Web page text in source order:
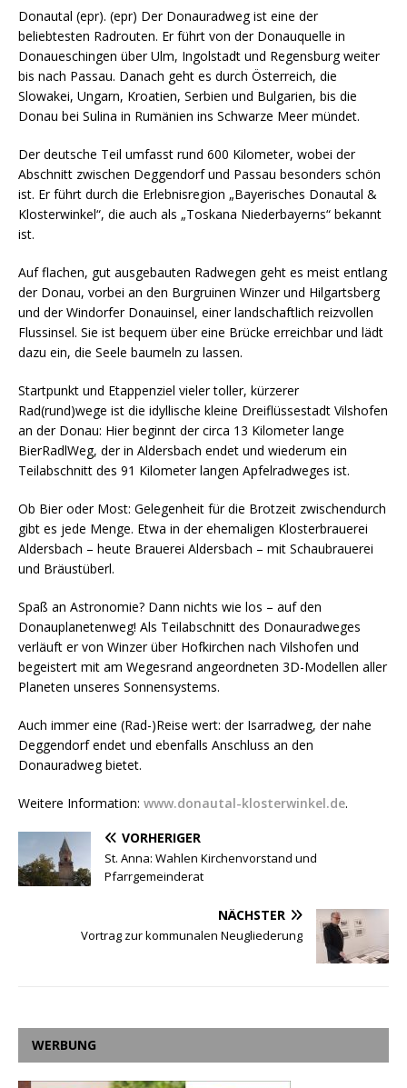
Donautal (epr). (epr) Der Donauradweg ist eine der
beliebtesten Radrouten. Er führt von der Donauquelle in
Donaueschingen über Ulm, Ingolstadt und Regensburg weiter
bis nach Passau. Danach geht es durch Österreich, die
Slowakei, Ungarn, Kroatien, Serbien und Bulgarien, bis die
Donau bei Sulina in Rumänien ins Schwarze Meer mündet.
Der deutsche Teil umfasst rund 600 Kilometer, wobei der
Abschnitt zwischen Deggendorf und Passau besonders schön
ist. Er führt durch die Erlebnisregion „Bayerisches Donautal &
Klosterwinkel“, die auch als „Toskana Niederbayerns“ bekannt
ist.
Auf flachen, gut ausgebauten Radwegen geht es meist entlang
der Donau, vorbei an den Burgruinen Winzer und Hilgartsberg
und der Windorfer Donauinsel, einer landschaftlich reizvollen
Flussinsel. Sie ist bequem über eine Brücke erreichbar und lädt
dazu ein, die Seele baumeln zu lassen.
Startpunkt und Etappenziel vieler toller, kürzerer
Rad(rund)wege ist die idyllische kleine Dreiflüssestadt Vilshofen
an der Donau: Hier beginnt der circa 13 Kilometer lange
BierRadlWeg, der in Aldersbach endet und wiederum ein
Teilabschnitt des 91 Kilometer langen Apfelradweges ist.
Ob Bier oder Most: Gelegenheit für die Brotzeit zwischendurch
gibt es jede Menge. Etwa in der ehemaligen Klosterbrauerei
Aldersbach – heute Brauerei Aldersbach – mit Schaubrauerei
und Bräustüberl.
Spaß an Astronomie? Dann nichts wie los – auf den
Donauplanetenweg! Als Teilabschnitt des Donauradweges
verläuft er von Winzer über Hofkirchen nach Vilshofen und
begeistert mit am Wegesrand angeordneten 3D-Modellen aller
Planeten unseres Sonnensystems.
Auch immer eine (Rad-)Reise wert: der Isarradweg, der nahe
Deggendorf endet und ebenfalls Anschluss an den
Donauradweg bietet.
Weitere Information: www.donautal-klosterwinkel.de.
VORHERIGER
St. Anna: Wahlen Kirchenvorstand und
Pfarrgemeinderat
NÄCHSTER
Vortrag zur kommunalen Neugliederung
WERBUNG